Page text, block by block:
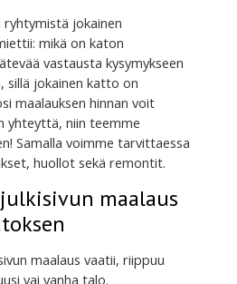
ryhtymistä jokainen
mikä on katon
vastausta kysymykseen
sillä jokainen katto on
maalauksen hinnan voit
yhteyttä, niin teemme
Samalla voimme tarvittaessa
huollot sekä remontit.
maalaus
maalaus vaatii, riippuu
vai vanha talo.